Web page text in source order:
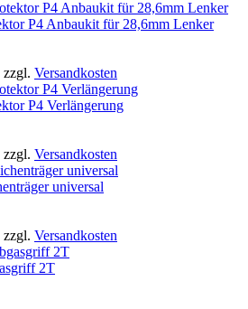
P4 Anbaukit für 28,6mm Lenker
Versandkosten
P4 Verlängerung
Versandkosten
universal
Versandkosten
2T